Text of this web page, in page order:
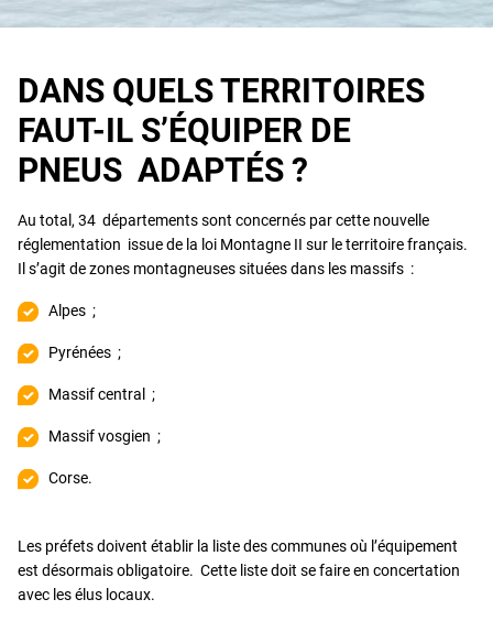
DANS QUELS TERRITOIRES
FAUT-IL S’ÉQUIPER DE
PNEUS ADAPTÉS ?
Au total, 34 départements sont concernés par cette nouvelle
réglementation issue de la loi Montagne II sur le territoire français.
Il s’agit de zones montagneuses situées dans les massifs :
Alpes ;
Pyrénées ;
Massif central ;
Massif vosgien ;
Corse.
Les préfets doivent établir la liste des communes où l’équipement
est désormais obligatoire. Cette liste doit se faire en concertation
avec les élus locaux.